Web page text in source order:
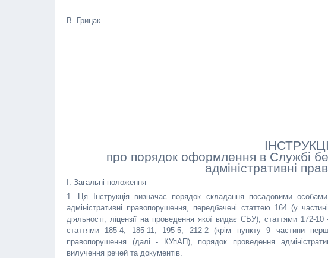
В. Грицак
про порядок оформлення в Службі
адміністративні
I. Загальні положення
1. Ця Інструкція визначає порядок складання посадовими
адміністративні правопорушення, передбачені статтею 164 (у
діяльності, ліцензії на проведення якої видає СБУ), статтями 172-
статтями 185-4, 185-11, 195-5, 212-2 (крім пункту 9 частини
правопорушення (далі - КУпАП), порядок проведення
вилучення речей та документів.